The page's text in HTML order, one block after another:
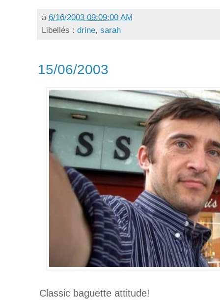
à 6/16/2003 09:09:00 AM
Libellés : drine, sarah
15/06/2003
Classic baguette attitude!